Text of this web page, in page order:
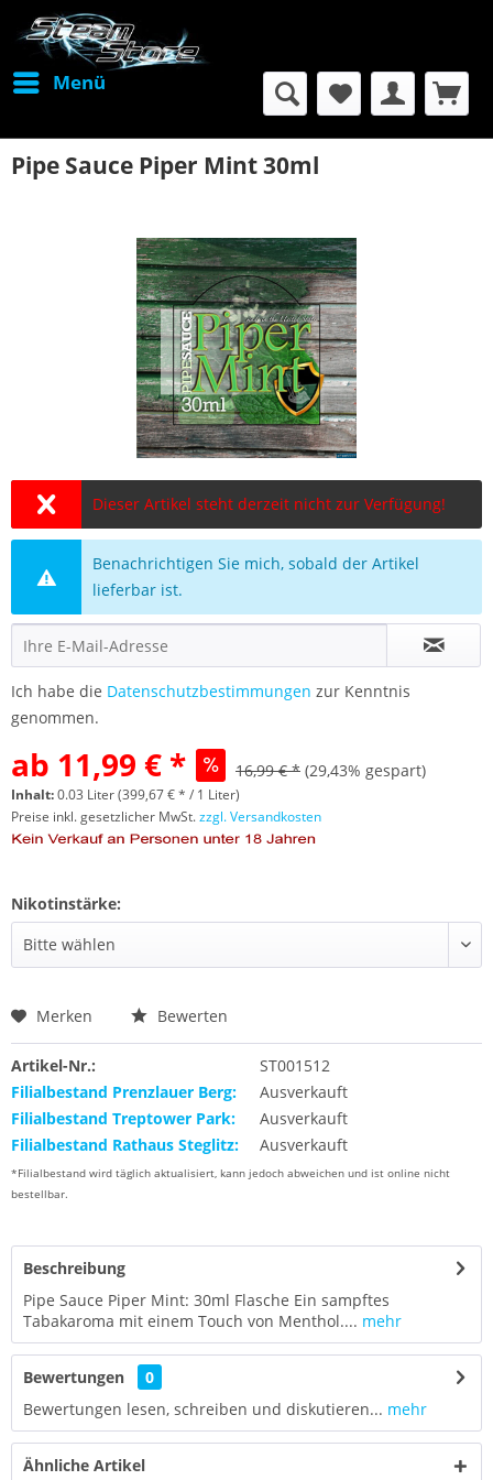
Menü
Pipe Sauce Piper Mint 30ml
Dieser Artikel steht derzeit nicht zur Verfügung!
Benachrichtigen Sie mich, sobald der Artikel
lieferbar ist.
Ich habe die Datenschutzbestimmungen zur Kenntnis
genommen.
ab 11,99 € * 16,99 € * (29,43% gespart)
Inhalt:0.03 Liter (399,67 € * / 1 Liter)
Preise inkl. gesetzlicher MwSt.zzgl. Versandkosten
Nikotinstärke:
Merken Bewerten
Artikel-Nr.:
ST001512
Filialbestand Prenzlauer Berg:
Ausverkauft
Filialbestand Treptower Park:
Ausverkauft
Filialbestand Rathaus Steglitz:
Ausverkauft
*Filialbestand wird täglich aktualisiert, kann jedoch abweichen und ist online nicht
bestellbar.
Beschreibung
Pipe Sauce Piper Mint: 30ml Flasche Ein sampftes
Tabakaroma mit einem Touch von Menthol.... mehr
Bewertungen
0
Bewertungen lesen, schreiben und diskutieren... mehr
Ähnliche Artikel